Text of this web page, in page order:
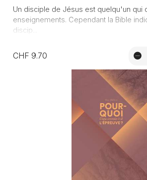
Un disciple de Jésus est quelqu'un qui
enseignements. Cependant la Bible
discip...
CHF 9.70